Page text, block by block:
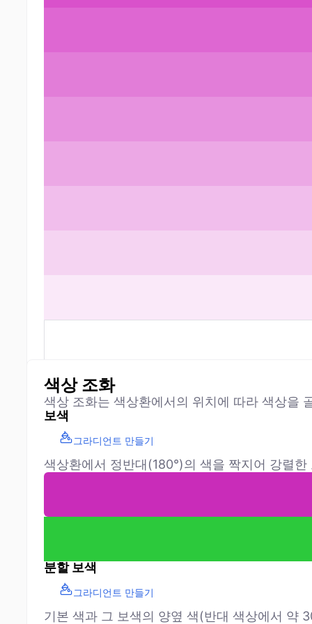
색상 조화
색상 조화는 색상환에서의 위치에 따라 색상을
보색
그라디언트 만들기
색상환에서 정반대(180°)의 색을 짝지어 강렬
분할 보색
그라디언트 만들기
기본 색과 그 보색의 양옆 색(반대 색상에서 약